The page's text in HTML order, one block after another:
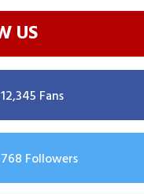
US
12,345 Fans
768 Followers